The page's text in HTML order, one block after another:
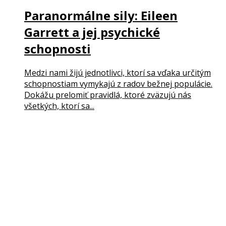
Paranormálne sily: Eileen
Garrett a jej psychické
schopnosti
Medzi nami žijú jednotlivci, ktorí sa vďaka určitým
schopnostiam vymykajú z radov bežnej populácie.
Dokážu prelomiť pravidlá, ktoré zväzujú nás
všetkých, ktorí sa...